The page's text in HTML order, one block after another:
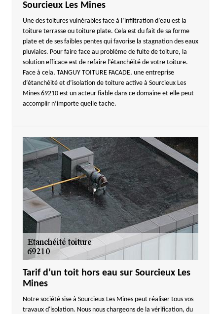
Sourcieux Les Mines
Une des toitures vulnérables face à l’infiltration d’eau est la
toiture terrasse ou toiture plate. Cela est du fait de sa forme
plate et de ses faibles pentes qui favorise la stagnation des eaux
pluviales. Pour faire face au problème de fuite de toiture, la
solution efficace est de refaire l’étanchéité de votre toiture.
Face à cela, TANGUY TOITURE FACADE, une entreprise
d’étanchéité et d’isolation de toiture active à Sourcieux Les
Mines 69210 est un acteur fiable dans ce domaine et elle peut
accomplir n’importe quelle tache.
Tarif d’un toit hors eau sur Sourcieux Les
Mines
Notre société sise à Sourcieux Les Mines peut réaliser tous vos
travaux d'isolation. Nous nous chargeons de la vérification, du